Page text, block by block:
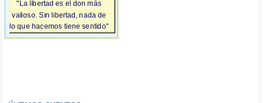
"La libertad es el don más
valioso. Sin libertad, nada de
lo que hacemos tiene sentido"